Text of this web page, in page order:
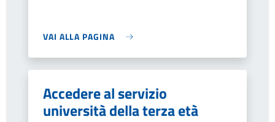
VAI ALLA PAGINA
Accedere al servizio
università della terza età